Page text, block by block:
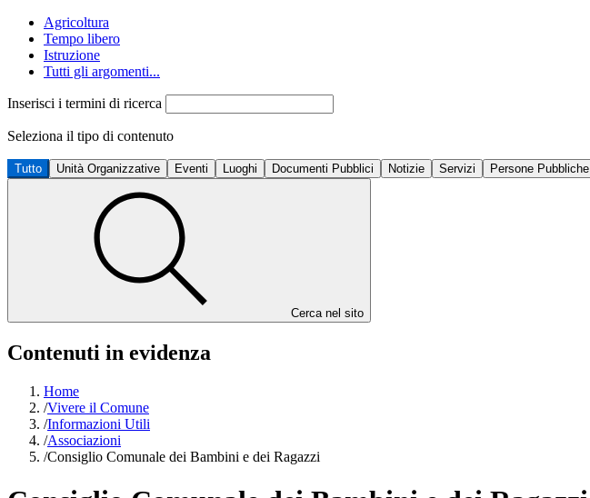
Agricoltura
Tempo libero
Istruzione
Tutti gli argomenti...
Inserisci i termini di ricerca
Seleziona il tipo di contenuto
Tutto Unità Organizzative Eventi Luoghi Documenti Pubblici Notizie Servizi Persone Pubbliche
Cerca nel sito
Contenuti in evidenza
Home
/Vivere il Comune
/Informazioni Utili
/Associazioni
/Consiglio Comunale dei Bambini e dei Ragazzi